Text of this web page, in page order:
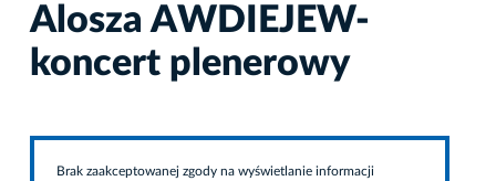
Alosza AWDIEJEW-
koncert plenerowy
Brak zaakceptowanej zgody na wyświetlanie informacji